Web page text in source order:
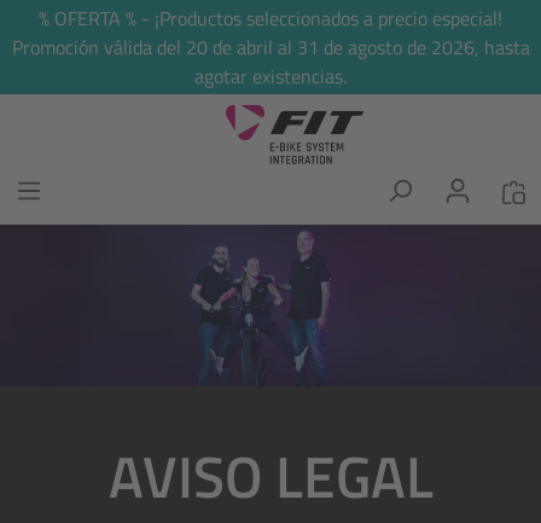
principal
% OFERTA % - ¡Productos seleccionados a precio especial!
Promoción válida del 20 de abril al 31 de agosto de 2026, hasta
agotar existencias.
AVISO LEGAL